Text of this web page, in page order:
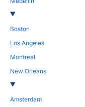
Boston
Los Angeles
Montreal
New Orleans
Amsterdam